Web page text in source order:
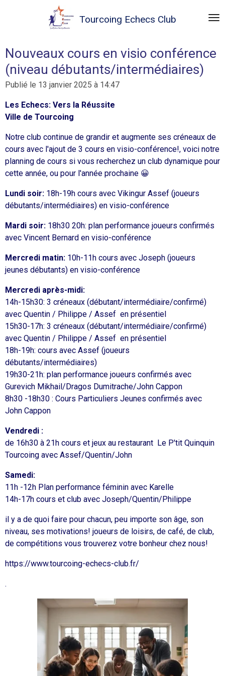
principal
Tourcoing Echecs Club
Nouveaux cours en visio conférence
(niveau débutants/intermédiaires)
Publié le 13 janvier 2025 à 14:47
Les Echecs: Vers la Réussite
Ville de Tourcoing
Notre club continue de grandir et augmente ses créneaux de
cours avec l'ajout de 3 cours en visio-conférence!, voici notre
planning de cours si vous recherchez un club dynamique pour
cette année, ou pour l'année prochaine 😀
Lundi soir: 18h-19h cours avec Vikingur Assef (joueurs
débutants/intermédiaires) en visio-conférence
Mardi soir: 18h30 20h: plan performance joueurs confirmés
avec Vincent Bernard en visio-conférence
Mercredi matin: 10h-11h cours avec Joseph (joueurs
jeunes débutants) en visio-conférence
Mercredi après-midi:
14h-15h30: 3 créneaux (débutant/intermédiaire/confirmé)
avec Quentin / Philippe / Assef en présentiel
15h30-17h: 3 créneaux (débutant/intermédiaire/confirmé)
avec Quentin / Philippe / Assef en présentiel
18h-19h: cours avec Assef (joueurs
débutants/intermédiaires)
19h30-21h: plan performance joueurs confirmés avec
Gurevich Mikhail/Dragos Dumitrache/John Cappon
8h30 -18h30 : Cours Particuliers Jeunes confirmés avec
John Cappon
Vendredi :
de 16h30 à 21h cours et jeux au restaurant Le P'tit Quinquin
Tourcoing avec Assef/Quentin/John
Samedi:
11h -12h Plan performance féminin avec Karelle
14h-17h cours et club avec Joseph/Quentin/Philippe
il y a de quoi faire pour chacun, peu importe son âge, son
niveau, ses motivations! joueurs de loisirs, de café, de club,
de compétitions vous trouverez votre bonheur chez nous!
https://www.tourcoing-echecs-club.fr/
.